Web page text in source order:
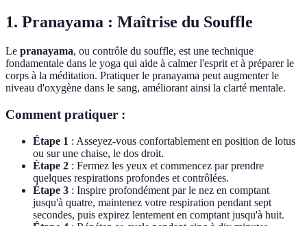
1. Pranayama : Maîtrise du Souffle
Le pranayama, ou contrôle du souffle, est une technique
fondamentale dans le yoga qui aide à calmer l'esprit et à préparer le
corps à la méditation. Pratiquer le pranayama peut augmenter le
niveau d'oxygène dans le sang, améliorant ainsi la clarté mentale.
Comment pratiquer :
Étape 1 : Asseyez-vous confortablement en position de lotus
ou sur une chaise, le dos droit.
Étape 2 : Fermez les yeux et commencez par prendre
quelques respirations profondes et contrôlées.
Étape 3 : Inspire profondément par le nez en comptant
jusqu'à quatre, maintenez votre respiration pendant sept
secondes, puis expirez lentement en comptant jusqu'à huit.